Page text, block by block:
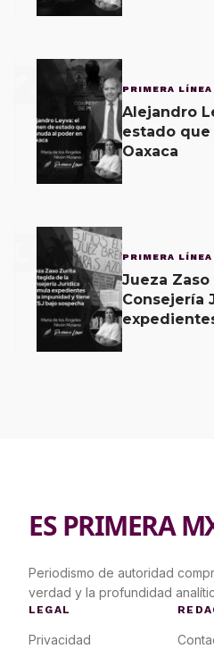
PRIMERA LÍNEA
Alejandro
estado
Oaxaca
3 PRIMERA LÍNEA
Jueza
Consejería
ES PRIMERA
Periodismo de autoridad
verdad y la profundidad
LEGAL
Privacidad